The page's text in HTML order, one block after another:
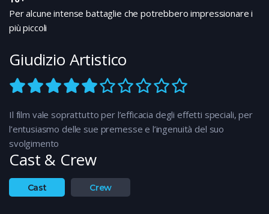
Per alcune intense battaglie che potrebbero impressionare i
più piccoli
Giudizio Artistico
Il film vale soprattutto per l’efficacia degli effetti speciali, per
l’entusiasmo delle sue premesse e l’ingenuità del suo
svolgimento
Cast & Crew
Cast Crew